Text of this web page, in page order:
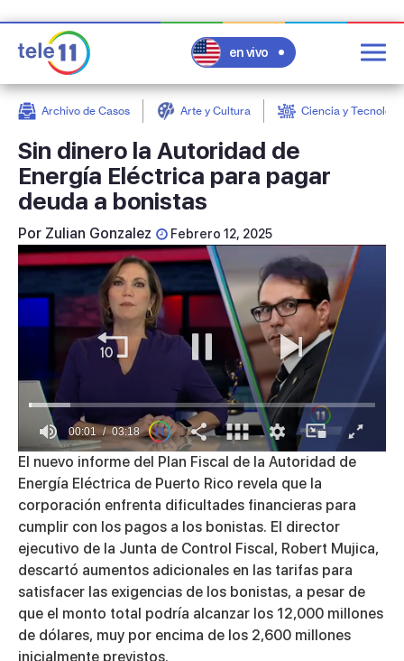
en vivo
Archivo de Casos Arte y Cultura Ciencia y
Sin dinero la Autoridad de
Energía Eléctrica para pagar
deuda a bonistas
Por Zulian Gonzalez Febrero 12, 2025
0
3
minutes,
seconds
00:01 03:18
El nuevo informe del Plan Fiscal de la Autoridad de
Energía Eléctrica de Puerto Rico revela que la
corporación enfrenta dificultades financieras para
cumplir con los pagos a los bonistas. El director
ejecutivo de la Junta de Control Fiscal, Robert Mujica,
descartó aumentos adicionales en las tarifas para
satisfacer las exigencias de los bonistas, a pesar de
que el monto total podría alcanzar los 12,000 millones
de dólares, muy por encima de los 2,600 millones
inicialmente previstos.
post